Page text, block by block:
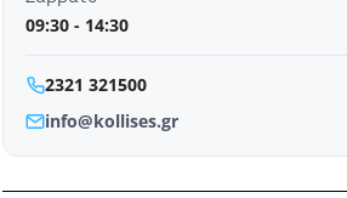
09:30 - 14:30
2321 321500
info@kollises.gr